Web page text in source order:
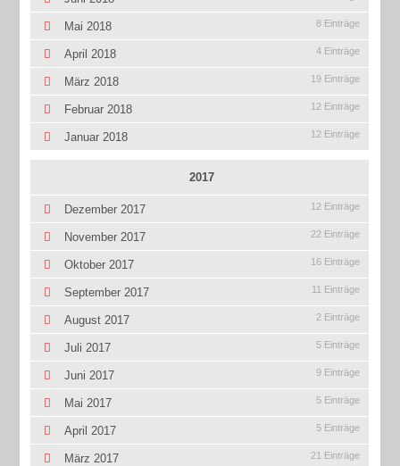
Mai 2018 8 Einträge
April 2018 4 Einträge
März 2018 19 Einträge
Februar 2018 12 Einträge
Januar 2018 12 Einträge
2017
Dezember 2017 12 Einträge
November 2017 22 Einträge
Oktober 2017 16 Einträge
September 2017 11 Einträge
August 2017 2 Einträge
Juli 2017 5 Einträge
Juni 2017 9 Einträge
Mai 2017 5 Einträge
April 2017 5 Einträge
März 2017 21 Einträge